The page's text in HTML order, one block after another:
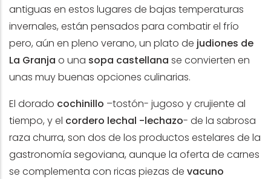
antiguas en estos lugares de bajas temperaturas
invernales, están pensados para combatir el frío
pero, aún en pleno verano, un plato de judiones de
La Granja o una sopa castellana se convierten en
unas muy buenas opciones culinarias.
El dorado cochinillo –tostón- jugoso y crujiente al
tiempo, y el cordero lechal -lechazo- de la sabrosa
raza churra, son dos de los productos estelares de la
gastronomía segoviana, aunque la oferta de carnes
se complementa con ricas piezas de vacuno